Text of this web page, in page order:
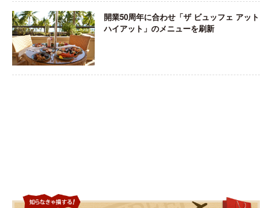
開業50周年に合わせ「ザ ビュッフェ アット
ハイアット」のメニューを刷新